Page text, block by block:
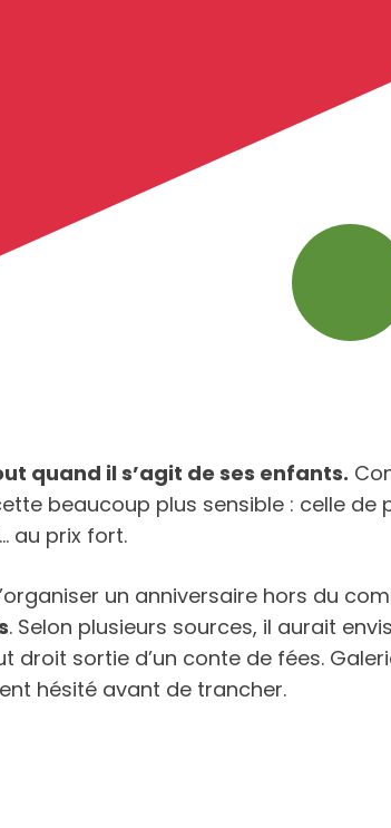
quand il s’agit de ses enfants.
beaucoup plus sensible : celle de
au prix fort.
un anniversaire hors du
. Selon plusieurs sources, il aurait
sortie d’un conte de fées.
hésité avant de trancher.